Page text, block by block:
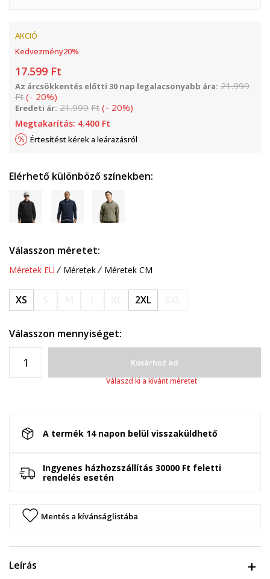
AKCIÓ
Kedvezmény20%
17.599 Ft
Az árcsökkentés előtti 30 nap legalacsonyabb ára: 21.999
Ft (- 20%)
Eredeti ár: 21.999 Ft (- 20%)
Megtakarítás: 4.400 Ft
Értesítést kérek a leárazásról
Elérhető különböző színekben:
Válasszon méretet:
Méretek EU Méretek Méretek CM
XS 2XL
Válasszon mennyiséget:
Kosárhoz ad
Válaszd ki a kívánt méretet
A termék 14 napon belül visszaküldhető
Ingyenes házhozszállítás 30000 Ft feletti
rendelés esetén
Mentés a kívánságlistába
Leírás